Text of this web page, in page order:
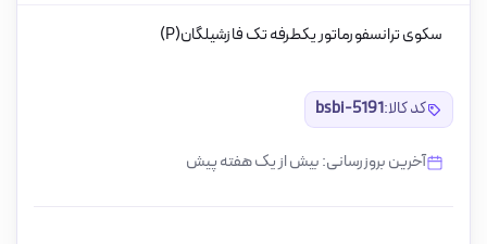
سکوی ترانسفورماتور یکطرفه تک فازشیلگان(P)
کد کالا:bsbi-5191
آخرین بروزرسانی: بیش از یک هفته پیش